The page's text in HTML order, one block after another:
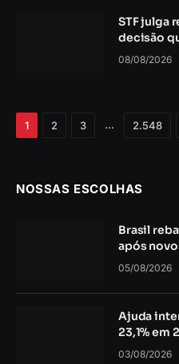
STF julga
decisão
08/08/2026
1 2 3 … 2.548
NOSSAS ESCOLHAS
Brasil
após
05/08/2026
Ajuda
23,1% em
03/08/2026